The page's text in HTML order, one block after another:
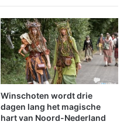
Winschoten wordt drie
dagen lang het magische
hart van Noord-Nederland